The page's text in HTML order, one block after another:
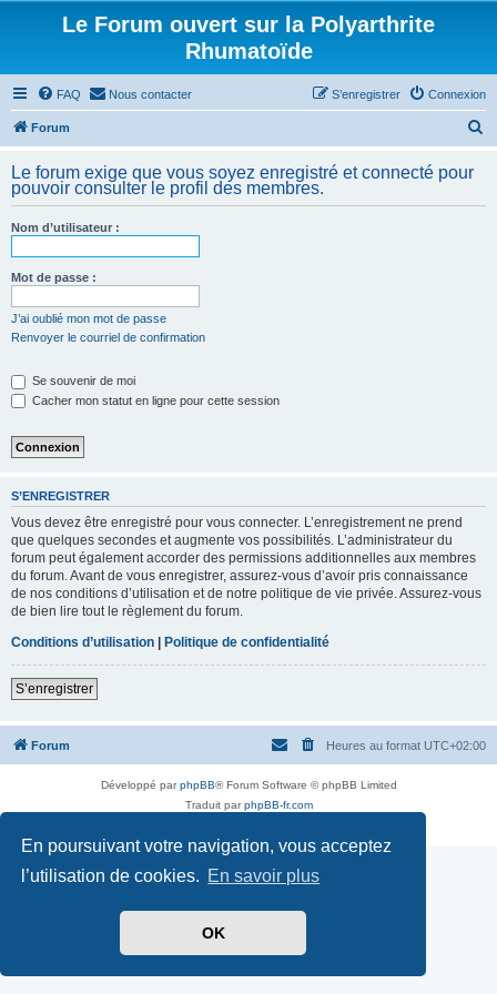
En poursuivant votre navigation, vous acceptez
l’utilisation de cookies. En savoir plus
OK
Le Forum ouvert sur la Polyarthrite
Rhumatoïde
FAQ Nous contacter Connexion
S’enregistrer
Forum
h
Le forum exige que vous soyez enregistré et connecté pour
pouvoir consulter le profil des membres.
Nom d’utilisateur :
Mot de passe :
J’ai oublié mon mot de passe
Renvoyer le courriel de confirmation
Se souvenir de moi
Cacher mon statut en ligne pour cette session
S’ENREGISTRER
Vous devez être enregistré pour vous connecter. L’enregistrement ne prend
que quelques secondes et augmente vos possibilités. L’administrateur du
forum peut également accorder des permissions additionnelles aux membres
du forum. Avant de vous enregistrer, assurez-vous d’avoir pris connaissance
de nos conditions d’utilisation et de notre politique de vie privée. Assurez-vous
de bien lire tout le règlement du forum.
Conditions d’utilisation | Politique de confidentialité
S’enregistrer
Forum Heures au format UTC+02:00
Développé parphpBB® Forum Software © phpBB Limited
Traduit parphpBB-fr.com